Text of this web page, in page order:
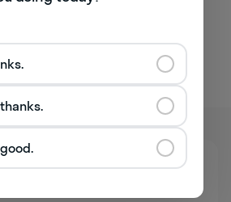
когда они
когда пишут